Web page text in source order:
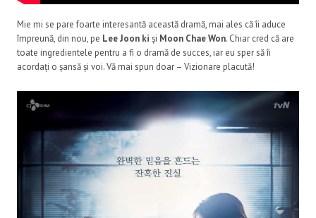
Mie mi se pare foarte interesantă această dramă, mai ales că îi aduce
împreună, din nou, pe Lee Joon ki și Moon Chae Won. Chiar cred că are
toate ingredientele pentru a fi o dramă de succes, iar eu sper să îi
acordați o șansă și voi. Vă mai spun doar – Vizionare placută!